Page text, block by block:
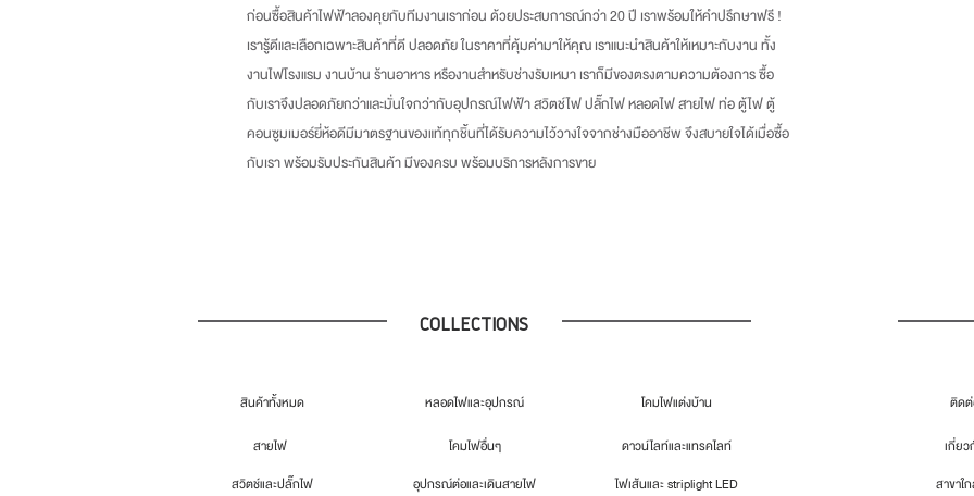
ก่อนซื้อสินค้าไฟฟ้าลองคุยกับทีมงานเราก่อนด้วยประสบการณ์กว่า20ปี เราพร้อมให้คำปรึกษาฟรี!
เรารู้ดีและเลือกเฉพาะสินค้าที่ดี ปลอดภัย ในราคาที่คุ้มค่ามาให้คุณ เราแนะนำสินค้าให้เหมาะกับงาน ทั้ง
งานไฟโรงแรม งานบ้าน ร้านอาหาร หรืองานสำหรับช่างรับเหมา เราก็มีของตรงตามความต้องการ ซื้อ
กับเราจึงปลอดภัยกว่าและมั่นใจกว่ากับอุปกรณ์ไฟฟ้า สวิตช์ไฟ ปลั๊กไฟ หลอดไฟ สายไฟ ท่อ ตู้ไฟ ตู้
คอนซูมเมอร์ยี่ห้อดีมีมาตรฐานของแท้ทุกชิ้นที่ได้รับความไว้วางใจจากช่างมืออาชีพ จึงสบายใจได้เมื่อซื้อ
กับเรา พร้อมรับประกันสินค้า มีของครบ พร้อมบริการหลังการขาย
COLLECTIONS
สินค้าทั้งหมด
สายไฟ
สวิตช์และปลั๊กไฟ
หลอดไฟและอุปกรณ์
โคมไฟอื่นๆ
อุปกรณ์ต่อและเดินสายไฟ
โคมไฟแต่งบ้าน
ดาวน์ไลท์และแทรคไลท์
ไฟเส้นและ striplight LED
ติดต่
เกี่ยว
สาขา